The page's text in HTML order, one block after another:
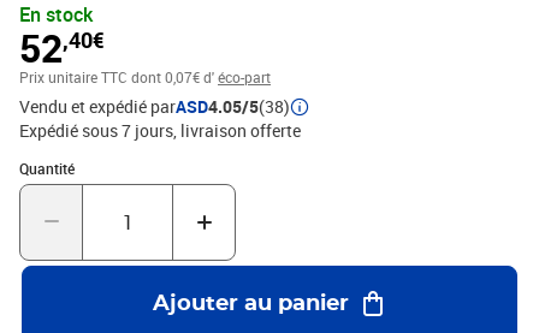
professionnels : HG 2420 E, HG 2620 E, HG 2520 E, HG 4000 E et
HG 2300 EM. Matériau : Acier inoxydable Dimensions : 68 x 31 x 11
mm (L x l x H) Type de buse : patin de soudage Convient aux
articles HG 2420 E, HG 2620 E, HG 2520 E, HG 4000 E et HG 2300
EM
En stock
52,40€
Prix unitaire TTC dont 0,07€ d'éco-part
Vendu et expédié parASD4.05/5(38)
Expédié sous 7 jours livraison offerte
Quantité
Quantité : 1
Ajouter au panier